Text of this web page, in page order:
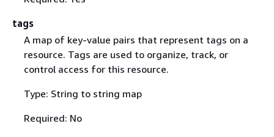
tags
A map of key-value pairs that represent tags on a
resource. Tags are used to organize, track, or
control access for this resource.
Type: String to string map
Required: No